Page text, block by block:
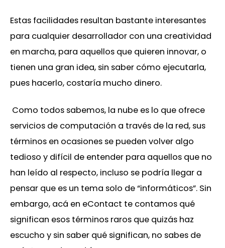
Estas facilidades resultan bastante interesantes
para cualquier desarrollador con una creatividad
en marcha, para aquellos que quieren innovar, o
tienen una gran idea, sin saber cómo ejecutarla,
pues hacerlo, costaría mucho dinero.
Como todos sabemos, la nube es lo que ofrece
servicios de computación a través de la red, sus
términos en ocasiones se pueden volver algo
tedioso y difícil de entender para aquellos que no
han leído al respecto, incluso se podría llegar a
pensar que es un tema solo de “informáticos”. Sin
embargo, acá en eContact te contamos qué
significan esos términos raros que quizás haz
escucho y sin saber qué significan, no sabes de